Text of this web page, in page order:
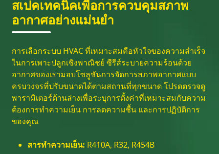
สเปคเทคนิคเพื่อการควบคุมสภาพ
อากาศอย่างแม่นยำ
การเลือกระบบ HVAC ที่เหมาะสมคือหัวใจของความสำเร็จ
ในการเพาะปลูกเชิงพาณิชย์ ซีรีส์ระบายความร้อนด้วย
อากาศของเรามอบโซลูชันการจัดการสภาพอากาศแบบ
ครบวงจรที่ปรับขนาดได้ตามสถานที่ทุกขนาด โปรดตรวจดู
พารามิเตอร์ด้านล่างเพื่อระบุการตั้งค่าที่เหมาะสมกับความ
ต้องการทำความเย็น การลดความชื้น และการปฏิบัติการ
ของคุณ
สารทำความเย็น: R410A, R32, R454B